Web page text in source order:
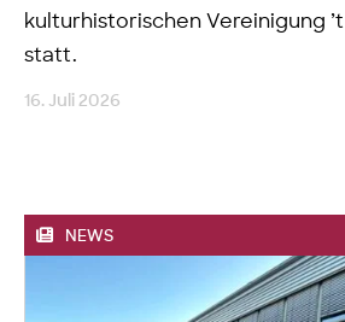
kulturhistorischen Vereinigung
statt.
16. Juli 2026
NEWS